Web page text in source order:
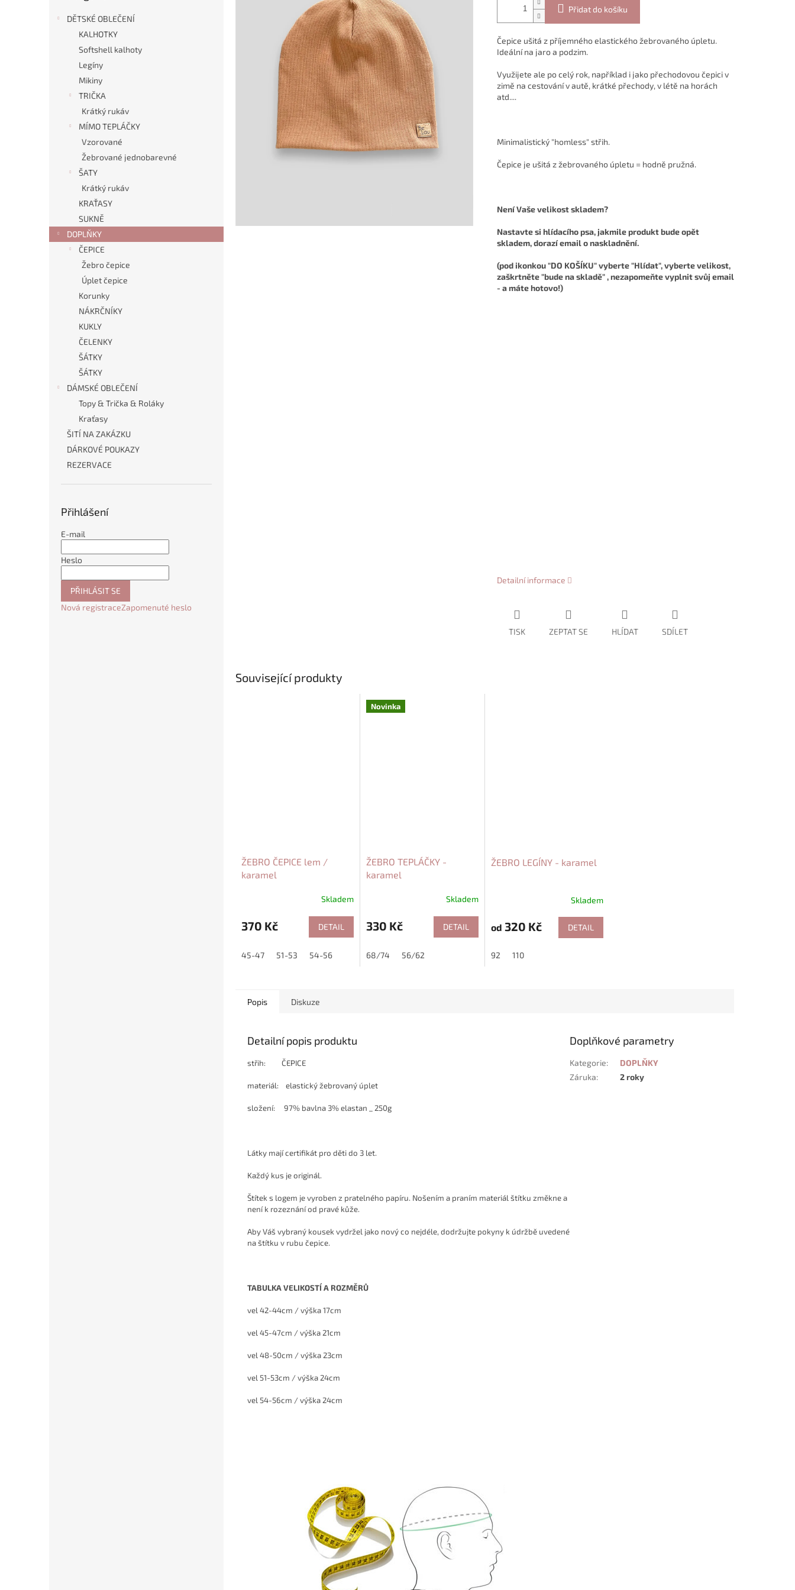
DĚTSKÉ OBLEČENÍ
KALHOTKY
Softshell kalhoty
Legíny
Mikiny
TRIČKA
Krátký rukáv
MÍMO TEPLÁČKY
Vzorované
Žebrované jednobarevné
ŠATY
Krátký rukáv
KRAŤASY
SUKNĚ
DOPLŇKY
ČEPICE
Žebro čepice
Úplet čepice
Korunky
NÁKRČNÍKY
KUKLY
ČELENKY
ŠÁTKY
ŠÁTKY
DÁMSKÉ OBLEČENÍ
Topy & Trička & Roláky
Kraťasy
ŠITÍ NA ZAKÁZKU
DÁRKOVÉ POUKAZY
REZERVACE
Přihlášení
E-mail
Heslo
PŘIHLÁSIT SE
Nová registraceZapomenuté heslo
Přidat do košíku
Čepice ušitá z příjemného elastického žebrovaného úpletu.
Ideální na jaro a podzim.
Využijete ale po celý rok, například i jako přechodovou čepici v
zimě na cestování v autě, krátké přechody, v létě na horách
atd....
Minimalistický "homless" střih.
Čepice je ušitá z žebrovaného úpletu = hodně pružná.
Není Vaše velikost skladem?
Nastavte si hlídacího psa, jakmile produkt bude opět
skladem, dorazí email o naskladnění.
(pod ikonkou "DO KOŠÍKU" vyberte "Hlídat", vyberte velikost,
zaškrtněte "bude na skladě" , nezapomeňte vyplnit svůj email
- a máte hotovo!)
Detailní informace
TISK ZEPTAT SE HLÍDAT SDÍLET
Související produkty
ŽEBRO ČEPICE lem /
karamel
Skladem
370 Kč DETAIL
45-47 51-53 54-56
Novinka
ŽEBRO TEPLÁČKY -
karamel
Skladem
330 Kč DETAIL
68/74 56/62
ŽEBRO LEGÍNY - karamel
Skladem
od 320 Kč DETAIL
92 110
Popis Diskuze
Detailní popis produktu
střih: ČEPICE
materiál: elastický žebrovaný úplet
složení: 97% bavlna 3% elastan _ 250g
Látky mají certifikát pro děti do 3 let.
Každý kus je originál.
Štítek s logem je vyroben z pratelného papíru. Nošením a praním materiál štítku změkne a
není k rozeznání od pravé kůže.
Aby Váš vybraný kousek vydržel jako nový co nejdéle, dodržujte pokyny k údržbě uvedené
na štítku v rubu čepice.
TABULKA VELIKOSTÍ A ROZMĚRŮ
vel 42-44cm / výška 17cm
vel 45-47cm / výška 21cm
vel 48-50cm / výška 23cm
vel 51-53cm / výška 24cm
vel 54-56cm / výška 24cm
Doplňkové parametry
Kategorie:
DOPLŇKY
Záruka: 2 roky